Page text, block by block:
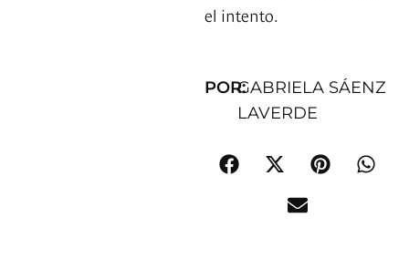
el intento.
POR:GABRIELA SÁENZ
LAVERDE